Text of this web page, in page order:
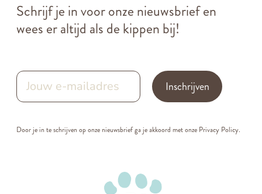
Schrijf je in voor onze nieuwsbrief en
wees er altijd als de kippen bij!
Inschrijven
Door je in te schrijven op onze nieuwsbrief ga je akkoord met onze Privacy Policy.